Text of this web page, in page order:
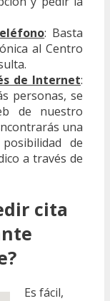
: Basta
al Centro
de Internet:
personas, se
de nuestro
una
de
a través de
cita
Es fácil,